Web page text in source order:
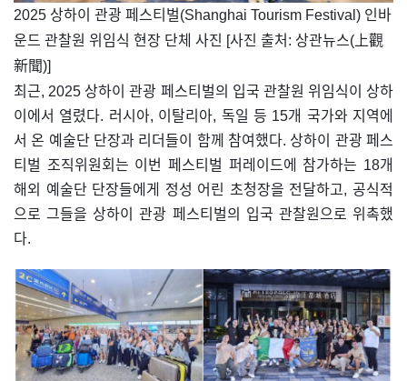
​2025 상하이 관광 페스티벌(Shanghai Tourism Festival) 인바
운드 관찰원 위임식 현장 단체 사진 [사진 출처: 상관뉴스(上觀
新聞)]
최근, 2025 상하이 관광 페스티벌의 입국 관찰원 위임식이 상하
이에서 열렸다. 러시아, 이탈리아, 독일 등 15개 국가와 지역에
서 온 예술단 단장과 리더들이 함께 참여했다. 상하이 관광 페스
티벌 조직위원회는 이번 페스티벌 퍼레이드에 참가하는 18개
해외 예술단 단장들에게 정성 어린 초청장을 전달하고, 공식적
으로 그들을 상하이 관광 페스티벌의 입국 관찰원으로 위촉했
다.